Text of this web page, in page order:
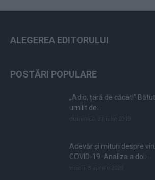
ALEGEREA EDITORULUI
POSTĂRI POPULARE
„Adio, țară de căcat!”
umilit de...
Adevăr și mituri despre
COVID-19. Analiza a doi...